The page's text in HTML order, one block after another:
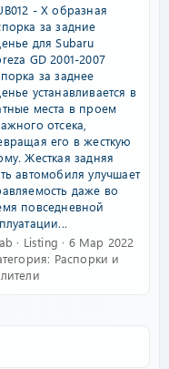
- Х образная
за задние
для Subaru
GD 2001-2007
за заднее
устанавливается в
места в проем
отсека,
его в жесткую
Жесткая задняя
автомобиля улучшает
даже во
повседневной
Listing
6 Мар 2022
Распорки и